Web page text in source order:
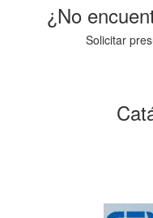
¿No
Solicitar